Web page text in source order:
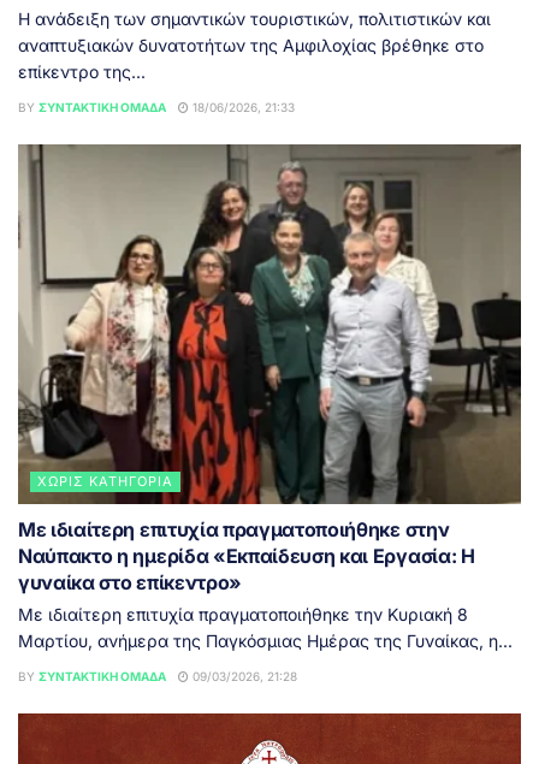
Η ανάδειξη των σημαντικών τουριστικών, πολιτιστικών και
αναπτυξιακών δυνατοτήτων της Αμφιλοχίας βρέθηκε στο
επίκεντρο της...
BY ΣΥΝΤΑΚΤΙΚΉ ΟΜΆΔΑ 18/06/2026, 21:33
ΧΩΡΊΣ ΚΑΤΗΓΟΡΊΑ
Με ιδιαίτερη επιτυχία πραγματοποιήθηκε στην
Ναύπακτο η ημερίδα «Εκπαίδευση και Εργασία: Η
γυναίκα στο επίκεντρο»
Με ιδιαίτερη επιτυχία πραγματοποιήθηκε την Κυριακή 8
Μαρτίου, ανήμερα της Παγκόσμιας Ημέρας της Γυναίκας, η...
BY ΣΥΝΤΑΚΤΙΚΉ ΟΜΆΔΑ 09/03/2026, 21:28